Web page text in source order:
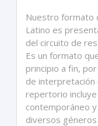
Nuestro formato
Latino es
del circuito de
Es un formato
principio a fin,
de interpretación
repertorio
contemporáneo
diversos